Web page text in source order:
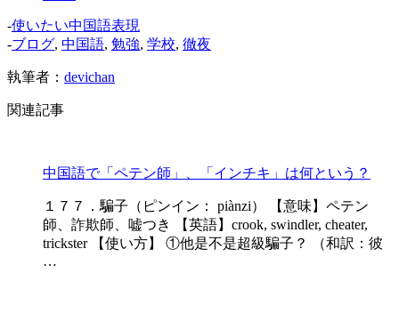
-使いたい中国語表現
-ブログ, 中国語, 勉強, 学校, 徹夜
執筆者： devichan
関連記事
中国語で「ペテン師」、「インチキ」は何という？
１７７．騙子（ピンイン： piànzi） 【意味】ペテン
師、詐欺師、嘘つき 【英語】crook, swindler, cheater,
trickster 【使い方】 ①他是不是超級騙子？ （和訳：彼
…